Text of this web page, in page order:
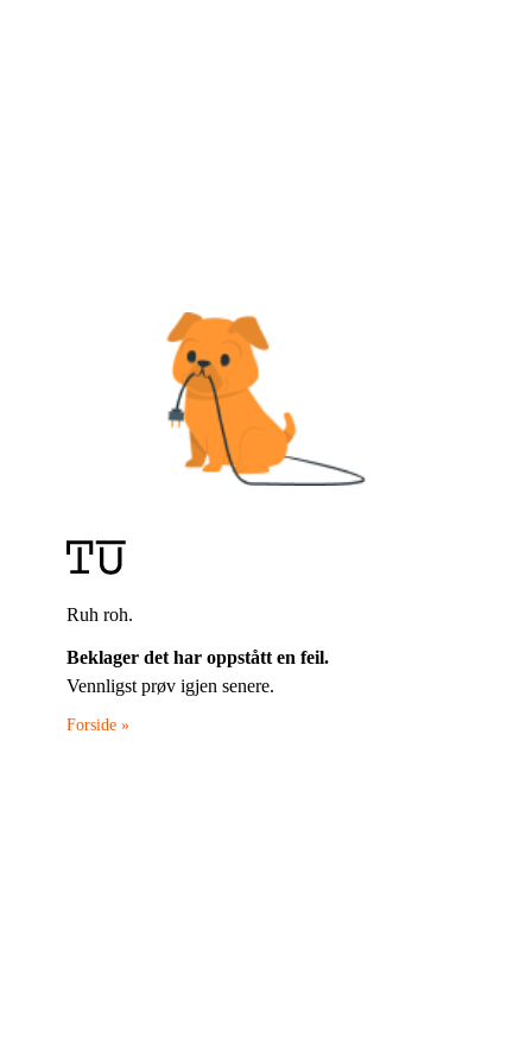
Ruh roh.
Beklager det har oppstått en feil.
Vennligst prøv igjen senere.
Forside »